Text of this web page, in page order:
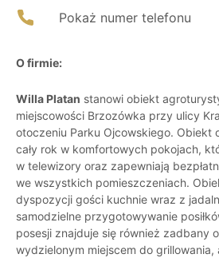
Pokaż numer telefonu
O firmie:
Willa Platan stanowi obiekt
miejscowości Brzozówka przy ulicy
otoczeniu Parku Ojcowskiego. Obiekt
cały rok w komfortowych pokojach,
w telewizory oraz zapewniają
we wszystkich pomieszczeniach.
dyspozycji gości kuchnie wraz z
samodzielne przygotowywanie
posesji znajduje się również zadbany
wydzielonym miejscem do